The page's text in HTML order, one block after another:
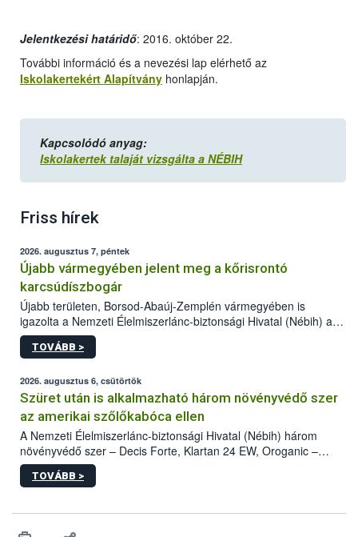
Jelentkezési határidő: 2016. október 22.
További információ és a nevezési lap elérhető az
Iskolakertekért Alapítvány honlapján.
Kapcsolódó anyag:
Iskolakertek talaját vizsgálta a NÉBIH
Friss hírek
2026. augusztus 7, péntek
Újabb vármegyében jelent meg a kőrisrontó
karcsúdíszbogár
Újabb területen, Borsod-Abaúj-Zemplén vármegyében is
igazolta a Nemzeti Élelmiszerlánc-biztonsági Hivatal (Nébih) a
kőrisrontó karcsúdíszbogár (Agrilus planipennis) jelenlétét. A
kártevőt nem csak színcsapdában találták meg, de már fertőzött
az intenzív felderítést, emellett az intézkedéseket a szlovák
hatósággal is összehangolják a terjedés megállítása érdekében.
TOVÁBB >
2026. augusztus 6, csütörtök
Szüret után is alkalmazható három növényvédő szer
az amerikai szőlőkabóca ellen
A Nemzeti Élelmiszerlánc-biztonsági Hivatal (Nébih) három
növényvédő szer – Decis Forte, Klartan 24 EW, Oroganic –
engedélyokiratát módosította, így azok a szüretet követően,
egészen a vesszőérettség (BBCH 91) stádiumáig
érésű szőlőkben is legyen lehetőség a károsító elleni további
TOVÁBB >